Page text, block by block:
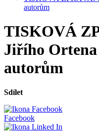
autorům
TISKOVÁ
Jiřího Ortena
autorům
Sdílet
Facebook